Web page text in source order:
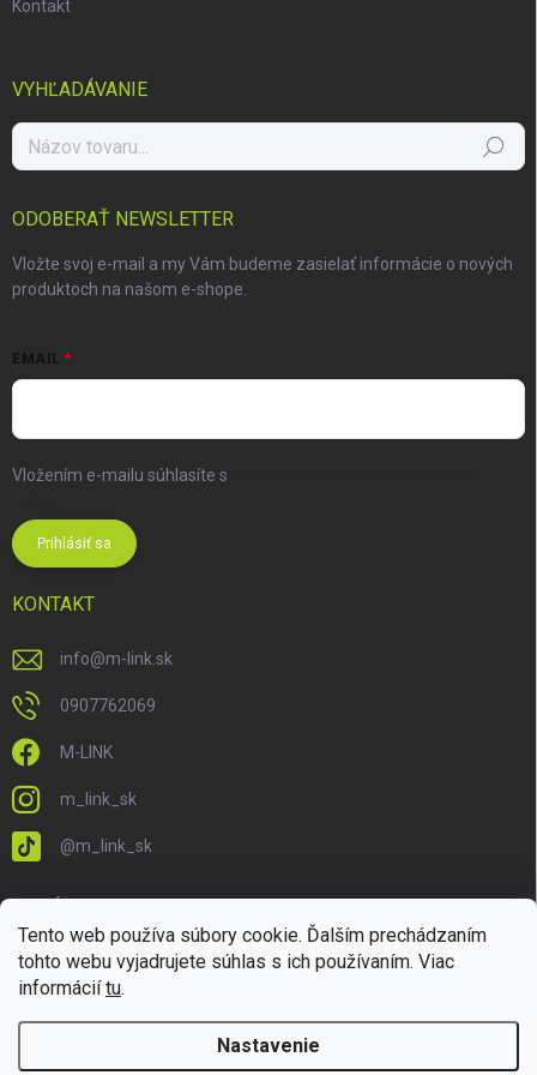
Tento web používa súbory cookie. Ďalším prechádzaním
tohto webu vyjadrujete súhlas s ich používaním. Viac
informáciítu.
Nastavenie
Kontakt
VYHĽADÁVANIE
Hľadať
ODOBERAŤ NEWSLETTER
Vložte svoj e-mail a my Vám budeme zasielať informácie o nových
produktoch na našom e-shope.
EMAIL
Vložením e-mailu súhlasíte s
Prihlásiť sa
KONTAKT
info@m-link.sk
0907762069
M-LINK
m_link_sk
@m_link_sk